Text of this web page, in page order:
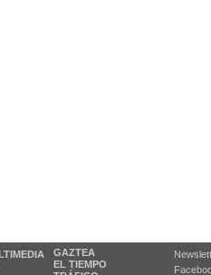
GAZTEA
EL TIEMPO